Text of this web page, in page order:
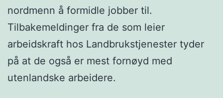
nordmenn å formidle jobber til.
Tilbakemeldinger fra de som leier
arbeidskraft hos Landbrukstjenester tyder
på at de også er mest fornøyd med
utenlandske arbeidere.